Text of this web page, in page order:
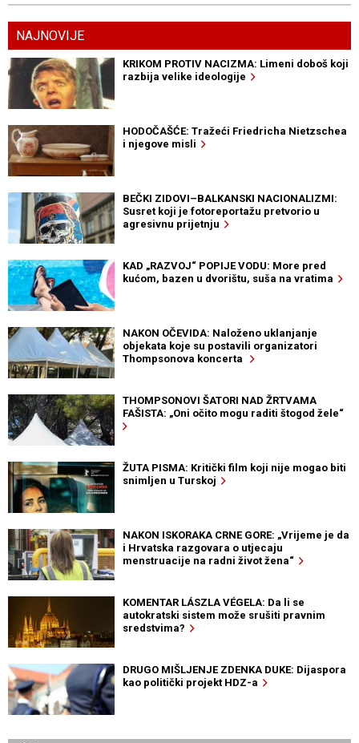
NAJNOVIJE
KRIKOM PROTIV NACIZMA: Limeni doboš koji
razbija velike ideologije
HODOČAŠĆE: Tražeći Friedricha Nietzschea
i njegove misli
BEČKI ZIDOVI–BALKANSKI NACIONALIZMI:
Susret koji je fotoreportažu pretvorio u
agresivnu prijetnju
KAD „RAZVOJ“ POPIJE VODU: More pred
kućom, bazen u dvorištu, suša na vratima
NAKON OČEVIDA: Naloženo uklanjanje
objekata koje su postavili organizatori
Thompsonova koncerta
THOMPSONOVI ŠATORI NAD ŽRTVAMA
FAŠISTA: „Oni očito mogu raditi štogod žele“
ŽUTA PISMA: Kritički film koji nije mogao biti
snimljen u Turskoj
NAKON ISKORAKA CRNE GORE: „Vrijeme je da
i Hrvatska razgovara o utjecaju
menstruacije na radni život žena“
KOMENTAR LÁSZLA VÉGELA: Da li se
autokratski sistem može srušiti pravnim
sredstvima?
DRUGO MIŠLJENJE ZDENKA DUKE: Dijaspora
kao politički projekt HDZ-a